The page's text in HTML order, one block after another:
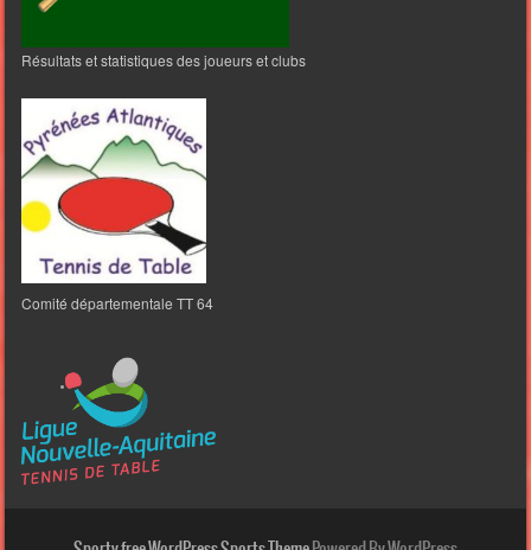
Résultats et statistiques des joueurs et clubs
Comité départementale TT 64